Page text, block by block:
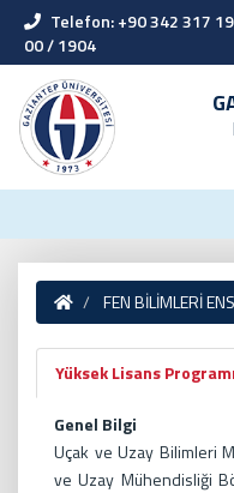
Telefon: +90 342 317 19
00 / 1904
FEN BİLİMLERİ
Yüksek Lisans
Genel Bilgi
Uçak ve Uzay Bilimleri
ve Uzay Mühendisliği